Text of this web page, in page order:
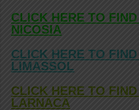
CLICK HERE TO
NICOSIA
CLICK HERE TO
LIMASSOL
CLICK HERE TO
LARNACA